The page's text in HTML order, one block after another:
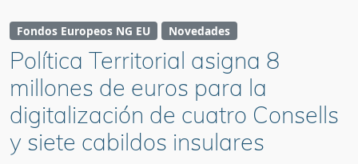
Fondos Europeos NG EU Novedades
Política Territorial asigna 8
millones de euros para la
digitalización de cuatro Consells
y siete cabildos insulares